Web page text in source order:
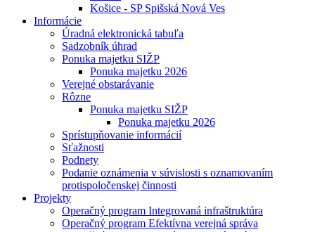
Košice - SP Spišská Nová Ves
Informácie
Úradná elektronická tabuľa
Sadzobník úhrad
Ponuka majetku SIŽP
Ponuka majetku 2026
Verejné obstarávanie
Rôzne
Ponuka majetku SIŽP
Ponuka majetku 2026
Sprístupňovanie informácií
Sťažnosti
Podnety
Podanie oznámenia v súvislosti s oznamovaním
protispoločenskej činnosti
Projekty
Operačný program Integrovaná infraštruktúra
Operačný program Efektívna verejná správa